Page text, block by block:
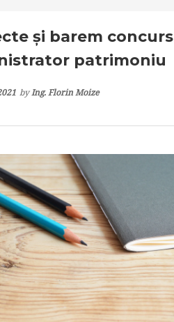
și barem concurs
patrimoniu
byIng. Florin Moize